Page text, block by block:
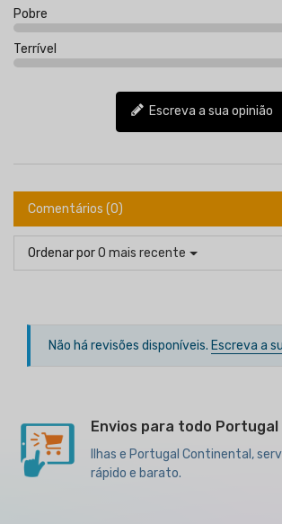
Pobre
Terrível
Escreva a sua opinião
Comentários (0)
Ordenar porO mais recente
Não há revisões disponíveis. Escreva a
Envios para todo Portugal
Ilhas e Portugal Continental,
rápido e barato.